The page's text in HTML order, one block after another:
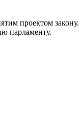
проектом закону.
парламенту.